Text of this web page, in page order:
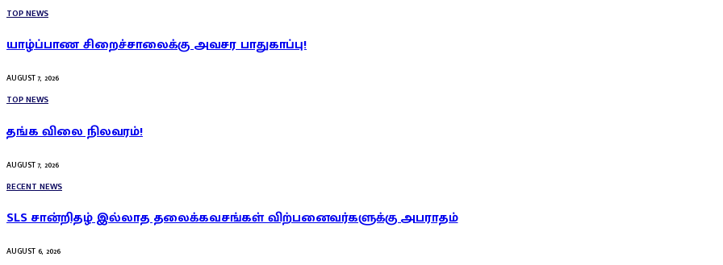
TOP NEWS
யாழ்ப்பாண சிறைச்சாலைக்கு அவசர பாதுகாப்பு!
AUGUST 7, 2026
TOP NEWS
தங்க விலை நிலவரம்!
AUGUST 7, 2026
RECENT NEWS
SLS சான்றிதழ் இல்லாத தலைக்கவசங்கள் விற்பனைவர்களுக்கு அபராதம்
AUGUST 6, 2026